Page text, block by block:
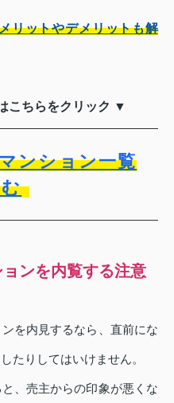
リットやデメリットも解
こちらをクリック ▼
ンション一覧
ンを内覧する注意
を内見するなら、直前にな
たりしてはいけません。
、売主からの印象が悪くな